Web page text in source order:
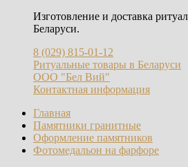
Изготовление и доставка
Беларуси.
8 (029) 815-01-12
Ритуальные товары в Беларуси
ООО "Бел Вий"
Контактная информация
Главная
Памятники гранитные
Оформление памятников
Фотомедальон на фарфоре